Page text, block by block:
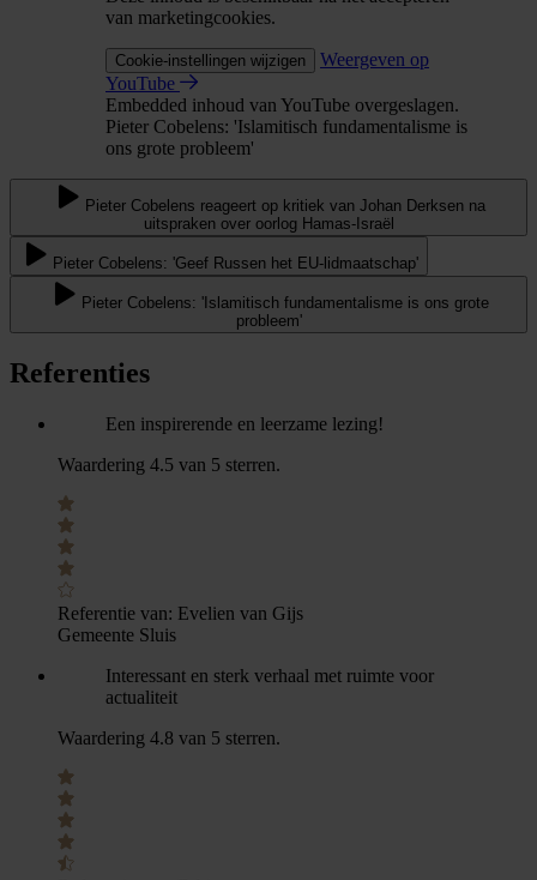
van marketingcookies.
Cookie-instellingen wijzigen
Weergeven op
YouTube
Embedded inhoud van YouTube overgeslagen.
Pieter Cobelens: 'Islamitisch fundamentalisme is
ons grote probleem'
Pieter Cobelens reageert op kritiek van Johan Derksen na
uitspraken over oorlog Hamas-Israël
Pieter Cobelens: 'Geef Russen het EU-lidmaatschap'
Pieter Cobelens: 'Islamitisch fundamentalisme is ons grote
probleem'
Referenties
Een inspirerende en leerzame lezing!
Waardering 4.5 van 5 sterren.
Referentie van: Evelien van Gijs
Gemeente Sluis
Interessant en sterk verhaal met ruimte voor
actualiteit
Waardering 4.8 van 5 sterren.